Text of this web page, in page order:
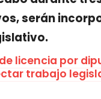
serán
licencia por
trabajo